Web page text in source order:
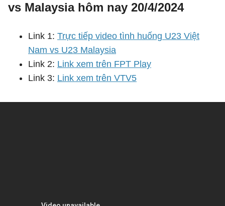
vs Malaysia hôm nay 20/4/2024
Link 1: Trực tiếp video tình huống U23 Việt
Nam vs U23 Malaysia
Link 2: Link xem trên FPT Play
Link 3: Link xem trên VTV5